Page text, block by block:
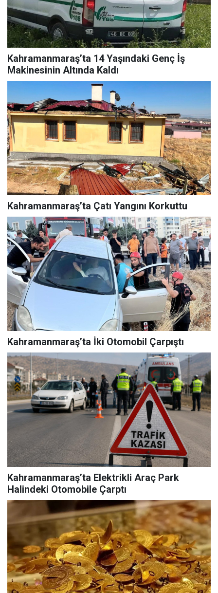
Kahramanmaraş’ta 14 Yaşındaki Genç İş
Makinesinin Altında Kaldı
Kahramanmaraş’ta Çatı Yangını Korkuttu
Kahramanmaraş’ta İki Otomobil Çarpıştı
Kahramanmaraş’ta Elektrikli Araç Park
Halindeki Otomobile Çarptı